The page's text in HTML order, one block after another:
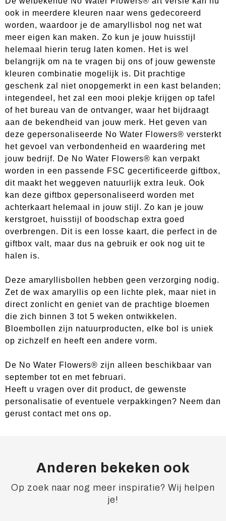
ook in meerdere kleuren naar wens gedecoreerd
worden, waardoor je de amaryllisbol nog net wat
meer eigen kan maken. Zo kun je jouw huisstijl
helemaal hierin terug laten komen. Het is wel
belangrijk om na te vragen bij ons of jouw gewenste
kleuren combinatie mogelijk is. Dit prachtige
geschenk zal niet onopgemerkt in een kast belanden;
integendeel, het zal een mooi plekje krijgen op tafel
of het bureau van de ontvanger, waar het bijdraagt
aan de bekendheid van jouw merk. Het geven van
deze gepersonaliseerde No Water Flowers® versterkt
het gevoel van verbondenheid en waardering met
jouw bedrijf. De No Water Flowers® kan verpakt
worden in een passende FSC gecertificeerde giftbox,
dit maakt het weggeven natuurlijk extra leuk. Ook
kan deze giftbox gepersonaliseerd worden met
achterkaart helemaal in jouw stijl. Zo kan je jouw
kerstgroet, huisstijl of boodschap extra goed
overbrengen. Dit is een losse kaart, die perfect in de
giftbox valt, maar dus na gebruik er ook nog uit te
halen is.
Deze amaryllisbollen hebben geen verzorging nodig.
Zet de wax amaryllis op een lichte plek, maar niet in
direct zonlicht en geniet van de prachtige bloemen
die zich binnen 3 tot 5 weken ontwikkelen.
Bloembollen zijn natuurproducten, elke bol is uniek
op zichzelf en heeft een andere vorm.
De No Water Flowers® zijn alleen beschikbaar van
september tot en met februari.
Heeft u vragen over dit product, de gewenste
personalisatie of eventuele verpakkingen? Neem dan
gerust contact met ons op.
Anderen bekeken ook
Op zoek naar nog meer inspiratie? Wij helpen
je!